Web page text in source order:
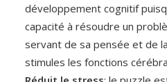
développement cognitif
capacité à résoudre un
servant de sa pensée et de
stimules les fonctions